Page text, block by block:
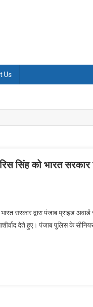
Us
सिंह को भारत सरकार
सरकार द्वारा पंजाब प्राइड
देते हुए। पंजाब पुलिस के